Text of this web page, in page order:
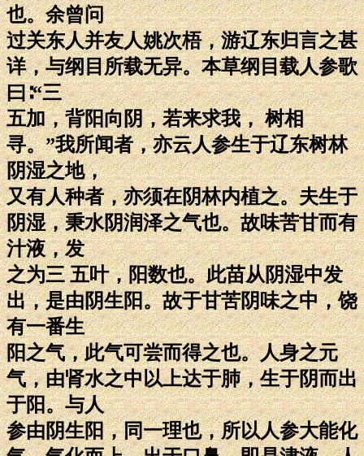
也。余曾问
过关东人并友人姚次梧，游辽东归言之甚
详，与纲目所载无异。本草纲目载人参歌
曰∶“三
五加，背阳向阴，若来求我， 树相
寻。”我所闻者，亦云人参生于辽东树林
阴湿之地，
又有人种者，亦须在阴林内植之。夫生于
阴湿，秉水阴润泽之气也。故味苦甘而有
汁液，发
之为三 五叶，阳数也。此苗从阴湿中发
出，是由阴生阳。故于甘苦阴味之中，饶
有一番生
阳之气，此气可尝而得之也。人身之元
气，由肾水之中以上达于肺，生于阴而出
于阳。与人
参由阴生阳，同一理也，所以人参大能化